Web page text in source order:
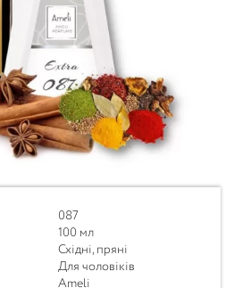
087
100 мл
Східні, пряні
Для чоловіків
Ameli